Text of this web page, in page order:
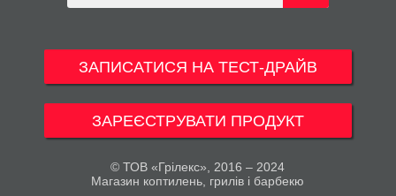
ЗАПИСАТИСЯ НА ТЕСТ-ДРАЙВ
ЗАРЕЄСТРУВАТИ ПРОДУКТ
© ТОВ «Грілекс», 2016 – 2024
Магазин коптилень, грилів і барбекю